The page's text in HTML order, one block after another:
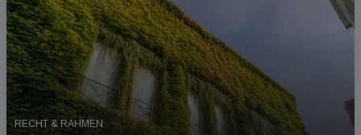
RECHT & RAHMEN